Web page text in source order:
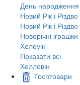
День народження
Новий Рік і Різдво
Новий Рік і Різдво
Новорічні іграшки
Хелоуін
Показати всі
Хелловін
Госптовари